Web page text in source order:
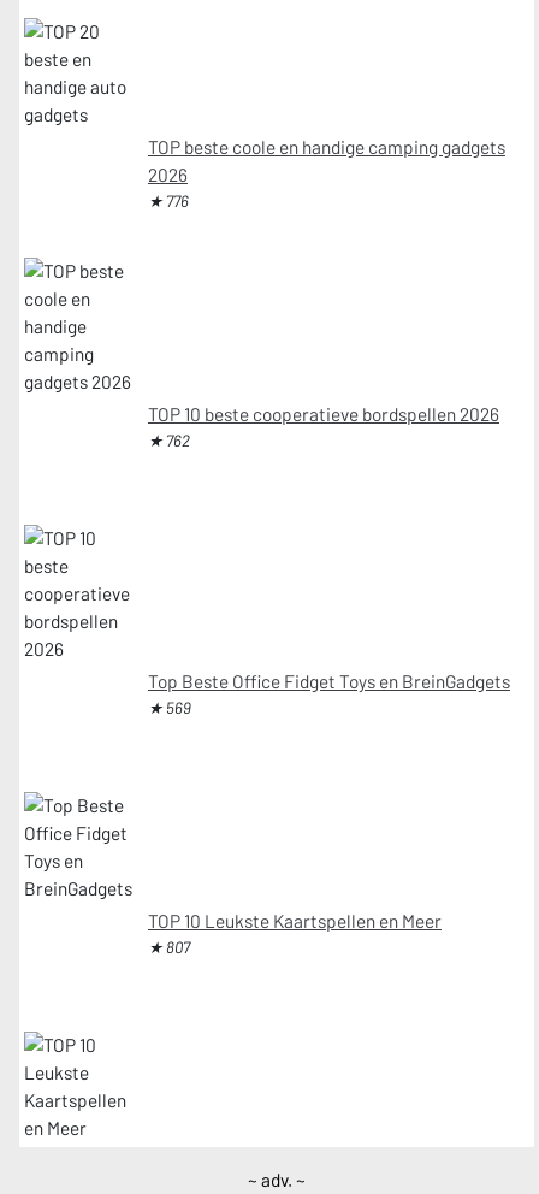
TOP beste coole en handige camping gadgets
2026
★ 776
TOP 10 beste cooperatieve bordspellen 2026
★ 762
Top Beste Office Fidget Toys en BreinGadgets
★ 569
TOP 10 Leukste Kaartspellen en Meer
★ 807
~ adv. ~